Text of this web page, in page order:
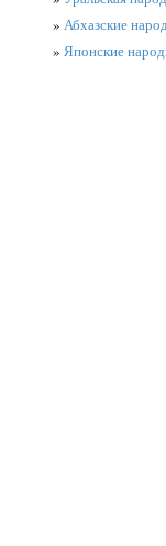
» Абхазские
» Японские